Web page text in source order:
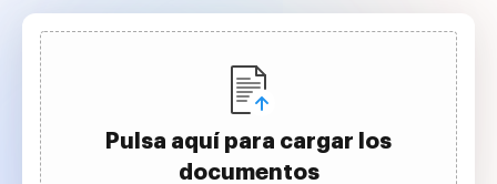
Pulsa aquí para cargar los
documentos